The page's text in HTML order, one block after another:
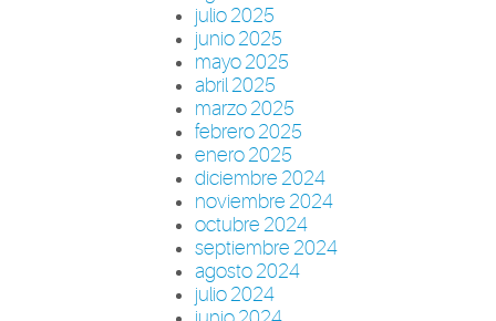
julio 2025
junio 2025
mayo 2025
abril 2025
marzo 2025
febrero 2025
enero 2025
diciembre 2024
noviembre 2024
octubre 2024
septiembre 2024
agosto 2024
julio 2024